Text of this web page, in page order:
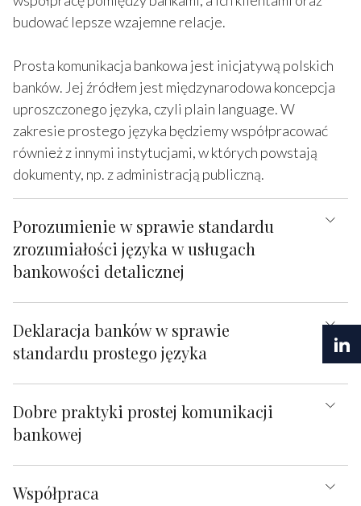
budować lepsze wzajemne relacje.
Prosta komunikacja bankowa jest inicjatywą polskich
banków. Jej źródłem jest międzynarodowa koncepcja
uproszczonego języka, czyli plain language. W
zakresie prostego języka będziemy współpracować
również z innymi instytucjami, w których powstają
dokumenty, np. z administracją publiczną.
Porozumienie w sprawie standardu
zrozumiałości języka w usługach
bankowości detalicznej
Deklaracja banków w sprawie
standardu prostego języka
Dobre praktyki prostej komunikacji
bankowej
Współpraca